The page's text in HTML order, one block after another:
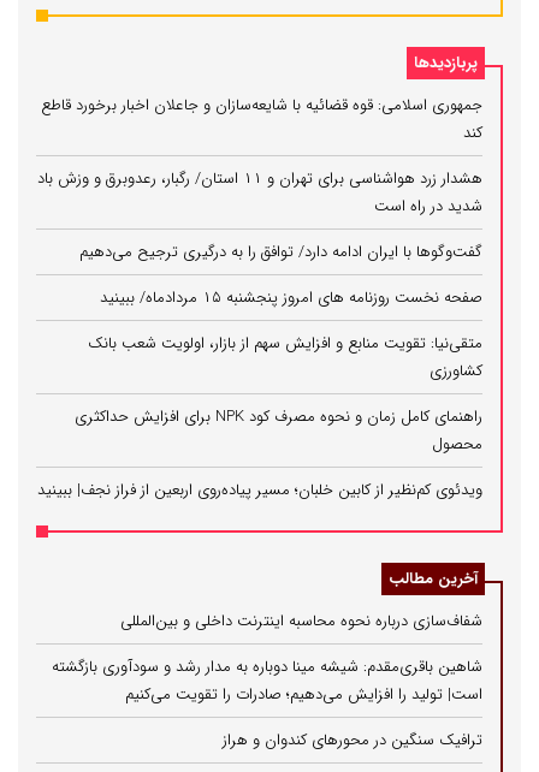
پربازدیدها
جمهوری اسلامی: قوه قضائیه با شایعه‌سازان و جاعلان اخبار برخورد قاطع
کند
هشدار زرد هواشناسی برای تهران و ۱۱ استان/ رگبار، رعدوبرق و وزش باد
شدید در راه است
گفت‌وگوها با ایران ادامه دارد/ توافق را به درگیری ترجیح می‌دهیم
صفحه نخست روزنامه های امروز پنجشنبه ۱۵ مردادماه/ ببینید
متقی‌نیا: تقویت منابع و افزایش سهم از بازار، اولویت شعب بانک
کشاورزی
راهنمای کامل زمان و نحوه مصرف کود NPK برای افزایش حداکثری
محصول
ویدئوی کم‌نظیر از کابین خلبان؛ مسیر پیاده‌روی اربعین از فراز نجف| ببینید
آخرین مطالب
شفاف‌سازی درباره نحوه محاسبه اینترنت داخلی و بین‌المللی
شاهین باقری‌مقدم: شیشه مینا دوباره به مدار رشد و سودآوری بازگشته
است| تولید را افزایش می‌دهیم؛ صادرات را تقویت می‌کنیم
ترافیک سنگین در محورهای کندوان و هراز